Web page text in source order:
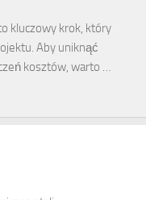
kluczowy krok, który
Aby uniknąć
kosztów, warto …